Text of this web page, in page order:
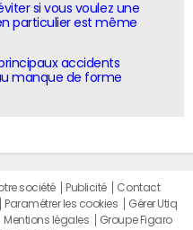
si vous voulez une
particulier est même
accidents
manque de forme
société Publicité
Contact
Paramétrer les cookies
Gérer Utiq
Mentions légales
Groupe Figaro